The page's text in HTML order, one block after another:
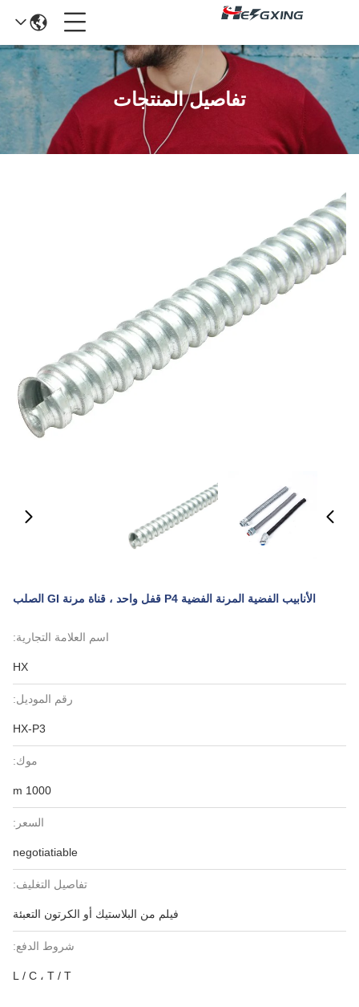
تفاصيل المنتجات
الأنابيب الفضية المرنة الفضية P4 قفل واحد ، قناة مرنة GI الصلب
اسم العلامة التجارية:
HX
رقم الموديل:
HX-P3
موك:
1000 m
السعر:
negotiatiable
تفاصيل التغليف:
فيلم من البلاستيك أو الكرتون التعبئة
شروط الدفع:
L / C ، T / T